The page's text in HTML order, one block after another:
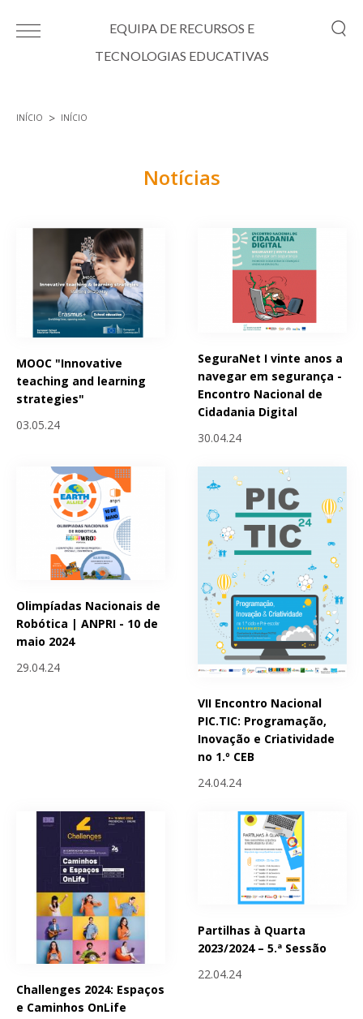
EQUIPA DE RECURSOS E
TECNOLOGIAS EDUCATIVAS
INÍCIO INÍCIO
Notícias
MOOC "Innovative
teaching and learning
strategies"
03.05.24
SeguraNet I vinte anos a
navegar em segurança -
Encontro Nacional de
Cidadania Digital
30.04.24
Olimpíadas Nacionais de
Robótica | ANPRI - 10 de
maio 2024
29.04.24
VII Encontro Nacional
PIC.TIC: Programação,
Inovação e Criatividade
no 1.º CEB
24.04.24
Challenges 2024: Espaços
e Caminhos OnLife
Partilhas à Quarta
2023/2024 – 5.ª Sessão
22.04.24
Páginas